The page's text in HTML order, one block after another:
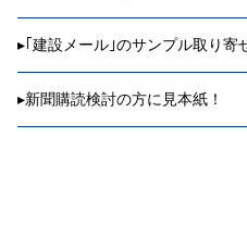
▸ ｢建設メール｣のサンプル取り寄
▸新聞購読検討の方に見本紙！